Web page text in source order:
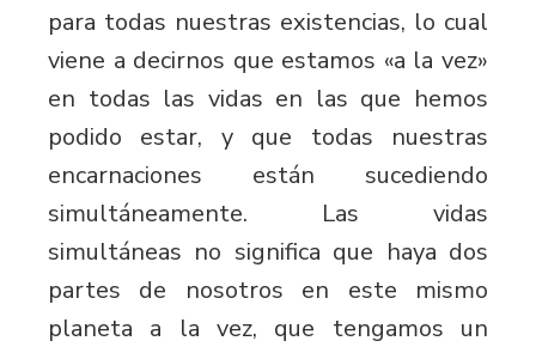
para todas nuestras existencias, lo cual
viene a decirnos que estamos «a la vez»
en todas las vidas en las que hemos
podido estar, y que todas nuestras
encarnaciones están sucediendo
simultáneamente. Las vidas
simultáneas no significa que haya dos
partes de nosotros en este mismo
planeta a la vez, que tengamos un